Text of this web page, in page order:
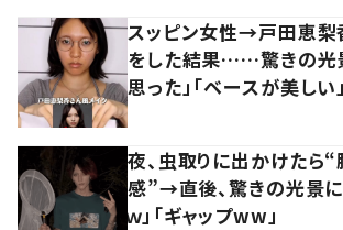
スッピン女性→戸田恵梨
をした結果……驚きの光
思った」「ベースが美しい」
夜、虫取りに出かけたら
感”→直後、驚きの光景に
ｗ」「ギャップww」